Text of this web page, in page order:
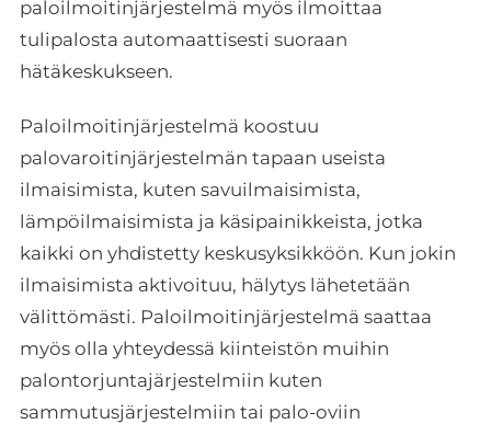
paloilmoitinjärjestelmä myös ilmoittaa
tulipalosta automaattisesti suoraan
hätäkeskukseen.
Paloilmoitinjärjestelmä koostuu
palovaroitinjärjestelmän tapaan useista
ilmaisimista, kuten savuilmaisimista,
lämpöilmaisimista ja käsipainikkeista, jotka
kaikki on yhdistetty keskusyksikköön. Kun jokin
ilmaisimista aktivoituu, hälytys lähetetään
välittömästi. Paloilmoitinjärjestelmä saattaa
myös olla yhteydessä kiinteistön muihin
palontorjuntajärjestelmiin kuten
sammutusjärjestelmiin tai palo-oviin